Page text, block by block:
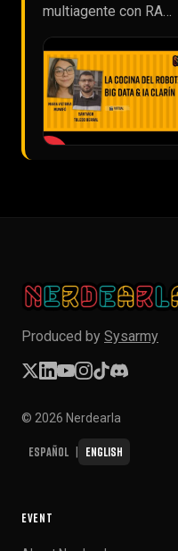
multiagente con RA…
Produced by Sysarmy
© 2026 Nerdearla
Español English
EVENT